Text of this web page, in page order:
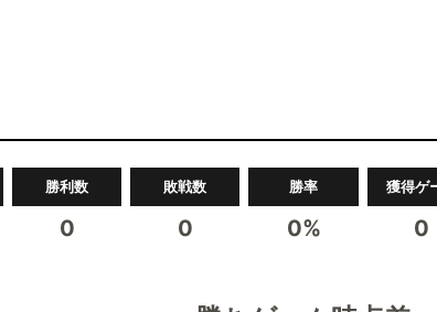
勝利数
0
敗戦数
0
勝率
0%
獲得ゲ
0